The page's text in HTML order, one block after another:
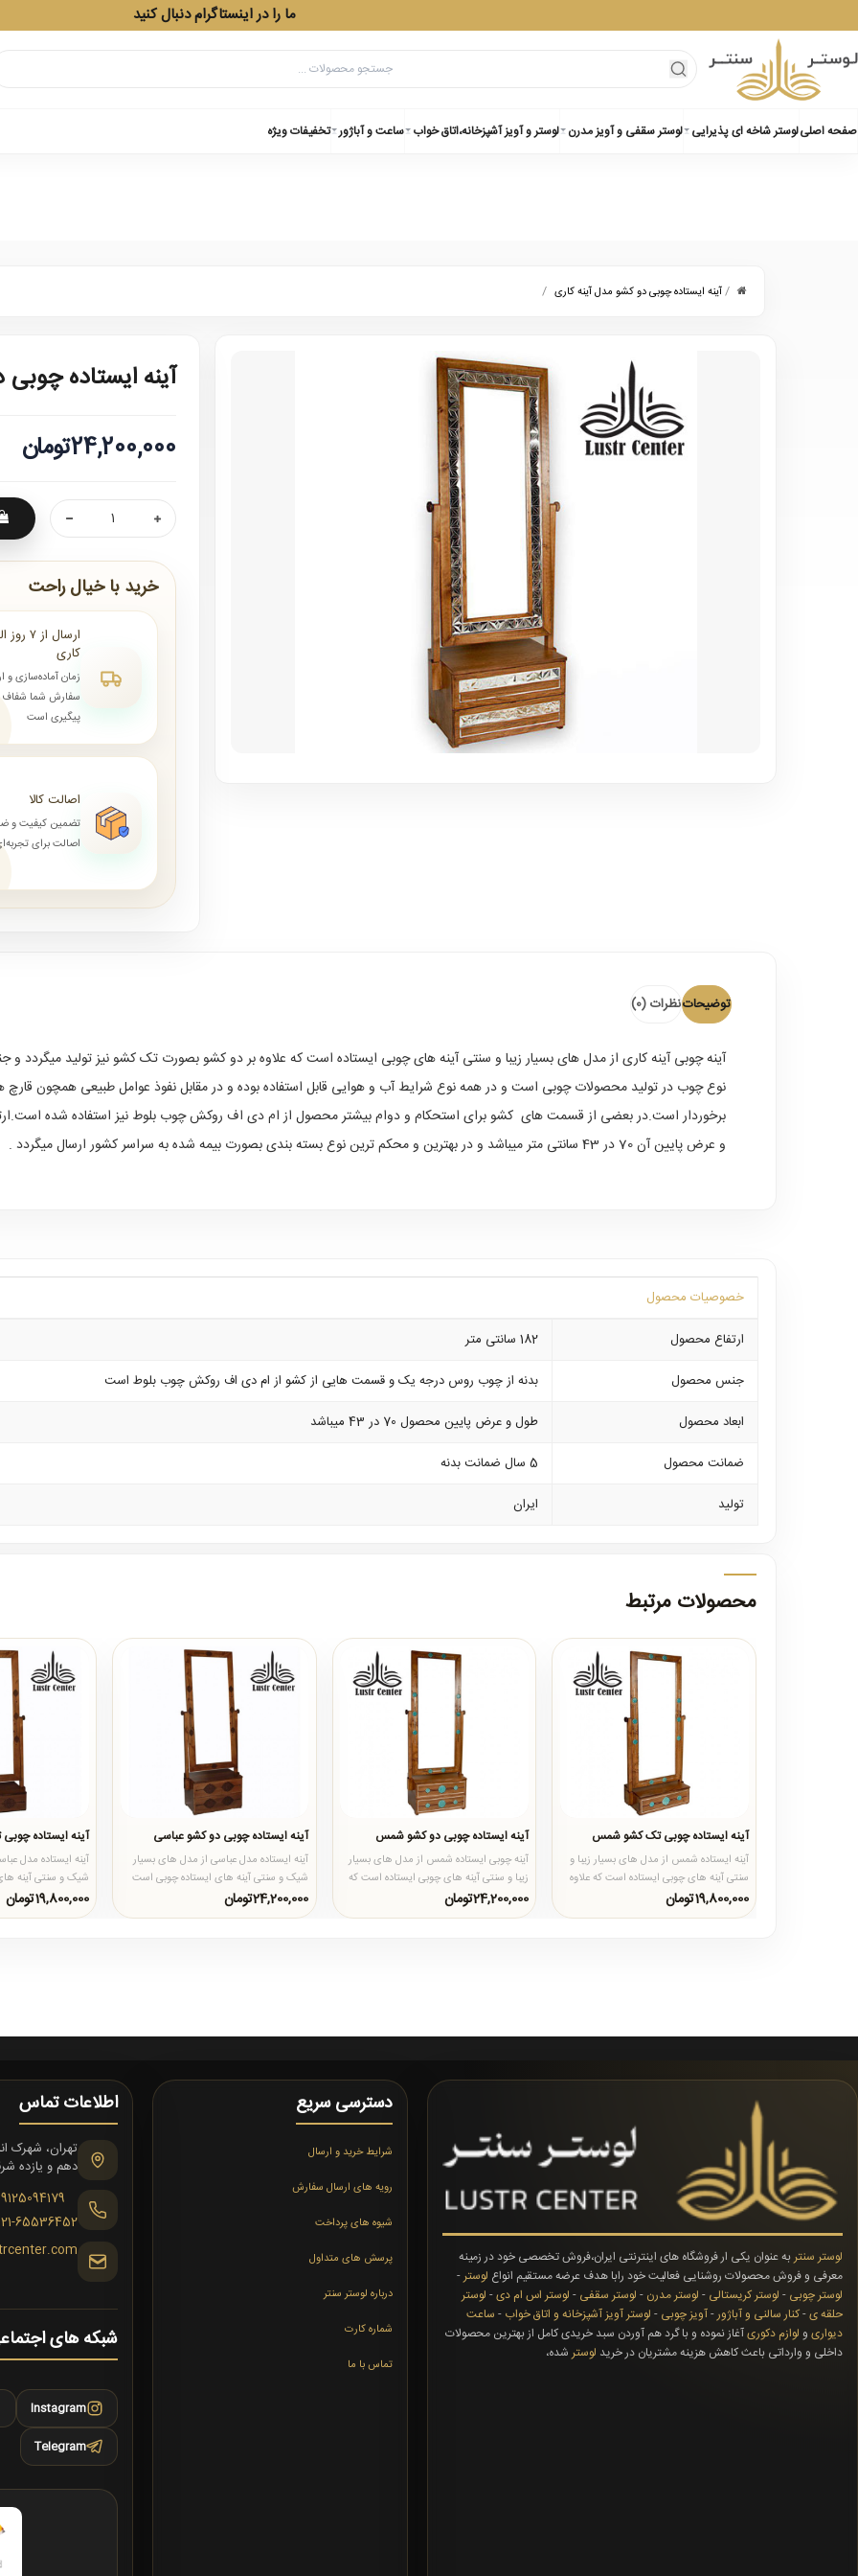
ما را در اینستاگرام دنبال کنید
صفحه اصلیلوستر شاخه ای پذیرایی لوستر سقفی و آویز مدرن لوستر و آویز آشپزخانه،اتاق خواب ساعت و آباژور تخفیفات ویژه
/آینه ایستاده چوبی دو کشو مدل آینه کاری /
آینه ایستاده
24,200,000تومان
خرید با خیال راحت
کاری
زمان آماده‌سازی و
سفارش شما شفاف
پیگیری است
اصالت کالا
تضمین کیفیت و
اصالت برای
توضیحاتنظرات (0)
آینه چوبیآینه کاری از مدل های بسیار زیبا و سنتی آینه های چوبی ایستاده است که علاوه بر دو کشو بصورت تک کشو نیز تولید
و عرض پایین آن 70 در 43 سانتی متر میباشد و در بهترین و محکم ترین نوع بسته بندی بصورت بیمه شده به سراسر کشور ارسال میگردد .
خصوصیات محصول
ارتفاع محصول
182 سانتی متر
جنس محصول
بدنه از چوب روس درجه یک و قسمت هایی از کشو از ام دی اف روکش چوب بلوط است
ابعاد محصول
طول و عرض پایین محصول 70 در 43 میباشد
ضمانت محصول
5 سال ضمانت بدنه
تولید
ایران
محصولات مرتبط
آینه ایستاده چوبی تک کشو شمس
آینه ایستاده شمس از مدل های بسیار زیبا و
سنتی آینه های چوبی ایستاده است که علاوه
بر تک کشو بصورت دو ..
19,800,000تومان
آینه ایستاده چوبی دو کشو شمس
آینه چوبی ایستاده شمس از مدل های بسیار
زیبا و سنتی آینه های چوبی ایستاده است که
علاوه بر دو کشو بصور..
24,200,000تومان
آینه ایستاده چوبی دو کشو عباسی
آینه ایستاده مدل عباسی از مدل های بسیار
شیک و سنتی آینه های ایستاده چوبی است
که علاوه بر دو کشو که ..
24,200,000تومان
آینه ایستاده
آینه ایستاده مدل
شیک و سنتی آینه
که علاوه بر تک کشو
19,800,000تومان
لوستر سنتربه عنوان یکی ار فروشگاه های اینترنتی ایران،فروش تخصصی خود در زمینه
معرفی و فروش محصولات روشنایی فعالیت خود رابا هدف عرضه مستقیم انواع لوستر-
لوستر چوبی - لوستر کریستالی - لوستر مدرن - لوستر سقفی - لوستر اس ام دی- لوستر
حلقه ی-کنار سالنی و آباژور-آویز چوبی - لوستر آویز آشپزخانه و اتاق خواب - ساعت
دیواری و لوازم دکوریآغاز نموده و با گرد هم آوردن سبد خریدی کامل از بهترین محصولات
داخلی و وارداتی باعث کاهش هزینه مشتریان در خرید لوسترشده،
دسترسی سریع
شرایط خرید و ارسال
رویه های ارسال سفارش
شیوه های پرداخت
پرسش های متداول
درباره لوستر سنتر
شماره کارت
تماس با ما
اطلاعات تماس
دهم و یازده
65536452
شبکه های
Instagram
Telegram